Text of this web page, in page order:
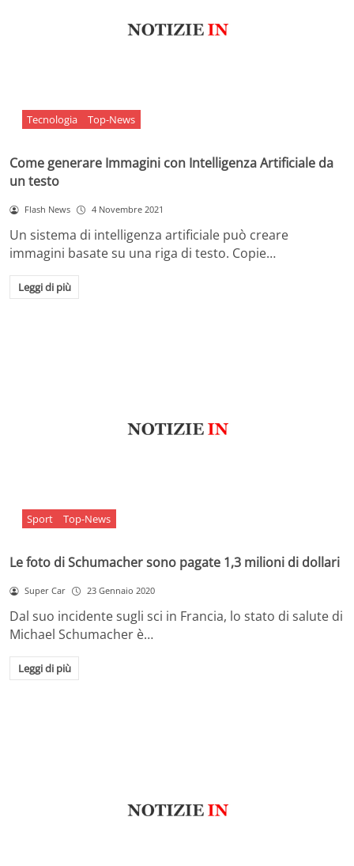
Tecnologia Top-News
Come generare Immagini con Intelligenza Artificiale da
un testo
Flash News 4 Novembre 2021
Un sistema di intelligenza artificiale può creare
immagini basate su una riga di testo. Copie…
Leggi di più
Sport Top-News
Le foto di Schumacher sono pagate 1,3 milioni di dollari
Super Car 23 Gennaio 2020
Dal suo incidente sugli sci in Francia, lo stato di salute di
Michael Schumacher è…
Leggi di più